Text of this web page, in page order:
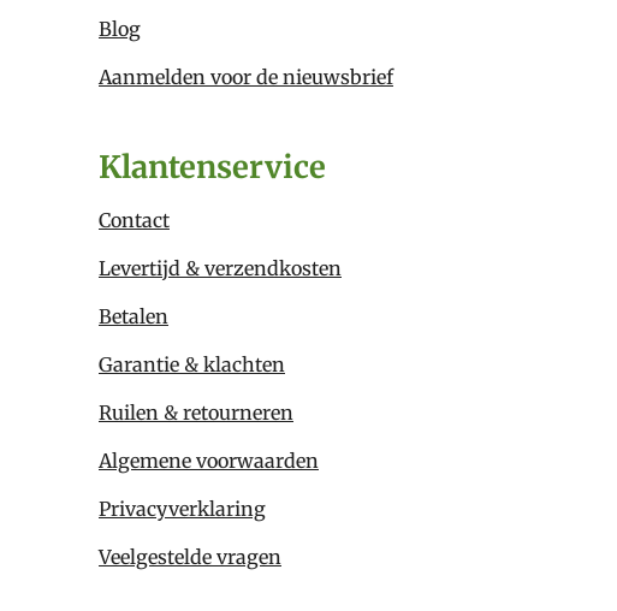
Blog
Aanmelden voor de nieuwsbrief
Klantenservice
Contact
Levertijd & verzendkosten
Betalen
Garantie & klachten
Ruilen & retourneren
Algemene voorwaarden
Privacyverklaring
Veelgestelde vragen